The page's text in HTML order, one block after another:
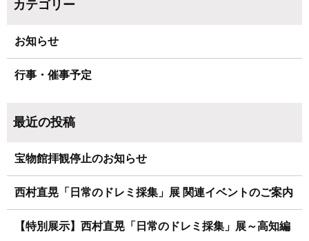
お知らせ
行事・催事予定
宝物館拝観停止のお知らせ
西村直晃「日常のドレミ採集」展 関連イベントのご案内
【特別展示】西村直晃「日常のドレミ採集」展～高知編